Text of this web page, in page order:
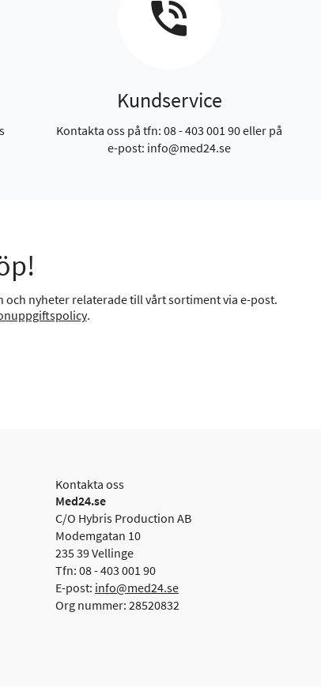
Kundservice
Kontakta oss på tfn: 08 - 403 001 90 eller på
e-post: info@med24.se
nyheter relaterade till vårt sortiment via e-post.
.
Kontakta oss
Med24.se
C/O Hybris Production AB
Modemgatan 10
235 39 Vellinge
Tfn: 08 - 403 001 90
E-post: info@med24.se
Org nummer: 28520832